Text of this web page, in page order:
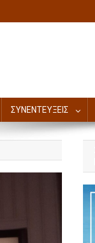
ΣΥΝΕΝΤΕΥΞΕΙΣ